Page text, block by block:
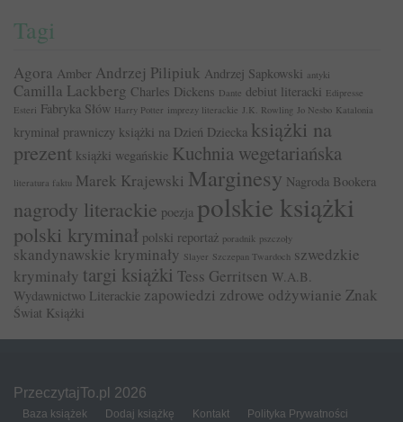
Tagi
Agora Amber Andrzej Pilipiuk Andrzej Sapkowski antyki
Camilla Lackberg Charles Dickens Dante debiut literacki Edipresse
Esteri Fabryka Słów Harry Potter imprezy literackie J.K. Rowling Jo Nesbo Katalonia
kryminał prawniczy książki na Dzień Dziecka książki na
prezent książki wegańskie Kuchnia wegetariańska
literatura faktu Marek Krajewski Marginesy Nagroda Bookera
nagrody literackie poezja polskie książki
polski kryminał polski reportaż poradnik pszczoły
skandynawskie kryminały Slayer Szczepan Twardoch szwedzkie
kryminały targi książki Tess Gerritsen W.A.B.
Wydawnictwo Literackie zapowiedzi zdrowe odżywianie Znak
Świat Książki
PrzeczytajTo.pl 2026
Baza książek Dodaj książkę Kontakt
Polityka Prywatności